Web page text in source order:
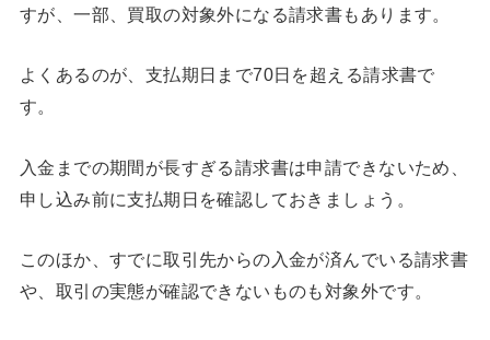
すが、一部、買取の対象外になる請求書もあります。
よくあるのが、支払期日まで70日を超える請求書で
す。
入金までの期間が長すぎる請求書は申請できないため、
申し込み前に支払期日を確認しておきましょう。
このほか、すでに取引先からの入金が済んでいる請求書
や、取引の実態が確認できないものも対象外です。